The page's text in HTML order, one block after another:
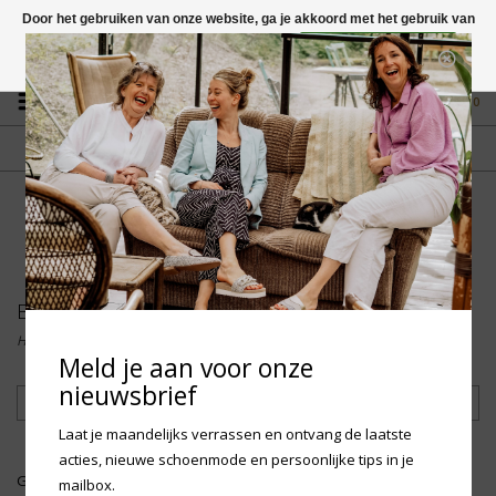
Vragen? App naar +31 58 250 1503
0
GRATIS VERZENDING NL
Vanaf € 75,-
FYSIEKE WINKEL
in Mantgum (frl)
fdad
Bergstein
Home
Filteren
Geen producten gevonden!...
Door het gebruiken van onze website, ga je akkoord met het gebruik van
cookies om onze website te verbeteren.
Dit bericht verbergen
Meer over cookies »
Meld je aan voor onze
nieuwsbrief
Laat je maandelijks verrassen en ontvang de laatste
acties, nieuwe schoenmode en persoonlijke tips in je
mailbox.